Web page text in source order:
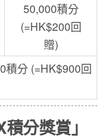
50,000積分
(=HK$200回
贈)
積分 (=HK$900回
分獎賞」